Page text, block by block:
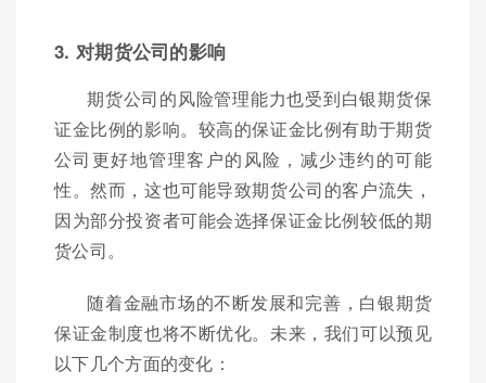
3. 对期货公司的影响
期货公司的风险管理能力也受到白银期货保
证金比例的影响。较高的保证金比例有助于期货
公司更好地管理客户的风险，减少违约的可能
性。然而，这也可能导致期货公司的客户流失，
因为部分投资者可能会选择保证金比例较低的期
货公司。
随着金融市场的不断发展和完善，白银期货
保证金制度也将不断优化。未来，我们可以预见
以下几个方面的变化：